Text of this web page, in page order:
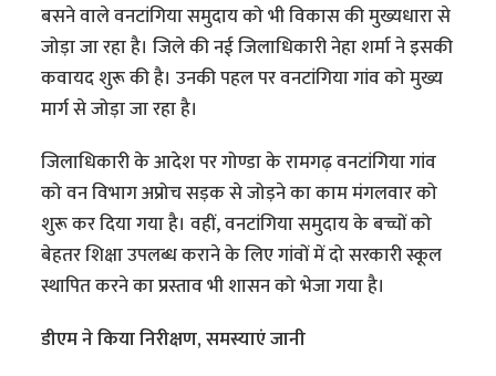
बसने वाले वनटांगिया समुदाय को भी विकास की मुख्यधारा से
जोड़ा जा रहा है। जिले की नई जिलाधिकारी नेहा शर्मा ने इसकी
कवायद शुरू की है। उनकी पहल पर वनटांगिया गांव को मुख्य
मार्ग से जोड़ा जा रहा है।
जिलाधिकारी के आदेश पर गोण्डा के रामगढ़ वनटांगिया गांव
को वन विभाग अप्रोच सड़क से जोड़ने का काम मंगलवार को
शुरू कर दिया गया है। वहीं, वनटांगिया समुदाय के बच्चों को
बेहतर शिक्षा उपलब्ध कराने के लिए गांवों में दो सरकारी स्कूल
स्थापित करने का प्रस्ताव भी शासन को भेजा गया है।
डीएम ने किया निरीक्षण, समस्याएं जानी